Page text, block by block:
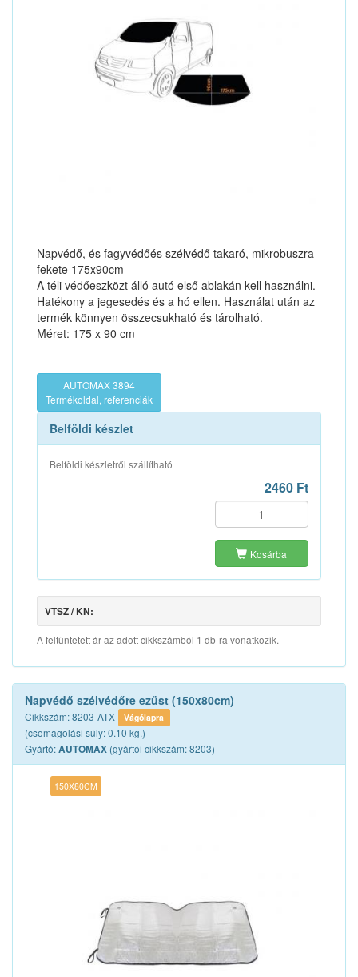
Napvédő, és fagyvédőés szélvédő takaró, mikrobuszra
fekete 175x90cm
A téli védőeszközt álló autó első ablakán kell használni.
Hatékony a jegesedés és a hó ellen. Használat után az
termék könnyen összecsukható és tárolható.
Méret: 175 x 90 cm
AUTOMAX 3894
Termékoldal, referenciák
Belföldi készlet
Belföldi készletről szállítható
2460 Ft
Kosárba
VTSZ / KN:
A feltüntetett ár az adott cikkszámból 1 db-ra vonatkozik.
Napvédő szélvédőre ezüst (150x80cm)
Cikkszám: 8203-ATX Vágólapra
(csomagolási súly: 0.10 kg.)
Gyártó:AUTOMAX (gyártói cikkszám: 8203)
150X80CM